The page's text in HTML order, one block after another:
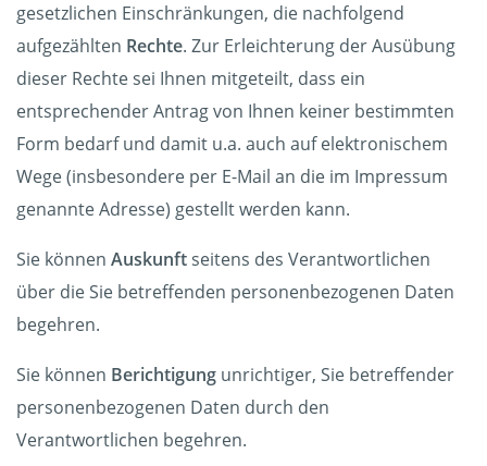
gesetzlichen Einschränkungen, die nachfolgend
aufgezählten Rechte. Zur Erleichterung der Ausübung
dieser Rechte sei Ihnen mitgeteilt, dass ein
entsprechender Antrag von Ihnen keiner bestimmten
Form bedarf und damit u.a. auch auf elektronischem
Wege (insbesondere per E-Mail an die im Impressum
genannte Adresse) gestellt werden kann.
Sie können Auskunftseitens des Verantwortlichen
über die Sie betreffenden personenbezogenen Daten
begehren.
Sie können Berichtigung unrichtiger, Sie betreffender
personenbezogenen Daten durch den
Verantwortlichen begehren.